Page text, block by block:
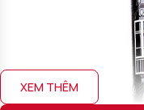
XEM THÊM